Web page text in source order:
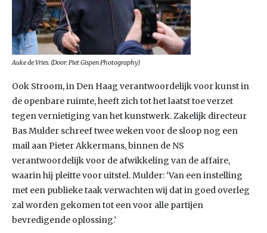
Auke de Vries. (Door: Piet Gispen Photography)
Ook Stroom, in Den Haag verantwoordelijk voor kunst in
de openbare ruimte, heeft zich tot het laatst toe verzet
tegen vernietiging van het kunstwerk. Zakelijk directeur
Bas Mulder schreef twee weken voor de sloop nog een
mail aan Pieter Akkermans, binnen de NS
verantwoordelijk voor de afwikkeling van de affaire,
waarin hij pleitte voor uitstel. Mulder: ‘Van een instelling
met een publieke taak verwachten wij dat in goed overleg
zal worden gekomen tot een voor alle partijen
bevredigende oplossing.’